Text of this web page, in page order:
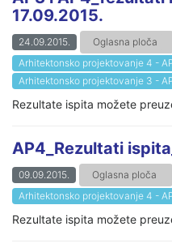
17.09.2015.
24.09.2015.
Oglasna ploča
Arhitektonsko projektovanje 4 -
Arhitektonsko projektovanje 3 -
Rezultate ispita možete
AP4_Rezultati
09.09.2015.
Oglasna ploča
Arhitektonsko projektovanje 4 -
Rezultate ispita možete